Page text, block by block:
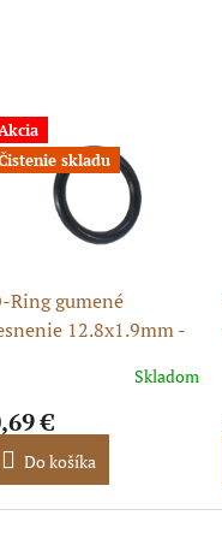
skladu
Ring gumené
12.8x1.9mm -
Skladom
€
Do košíka